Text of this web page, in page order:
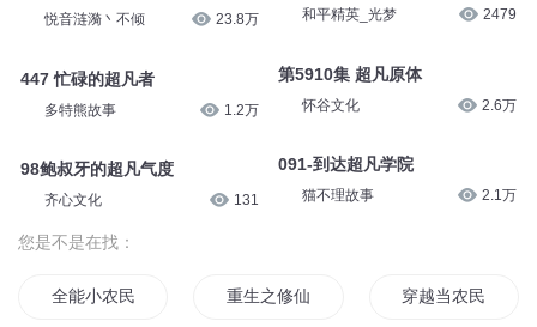
悦音涟漪丶不倾 23.8万
447 忙碌的超凡者
多特熊故事 1.2万
98鲍叔牙的超凡气度
齐心文化 131
和平精英_光梦 2479
第5910集 超凡原体
怀谷文化 2.6万
091-到达超凡学院
猫不理故事 2.1万
您是不是在找：
全能小农民 重生之修仙小农民 穿越当农民